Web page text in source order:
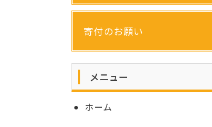
寄付のお願い
メニュー
ホーム